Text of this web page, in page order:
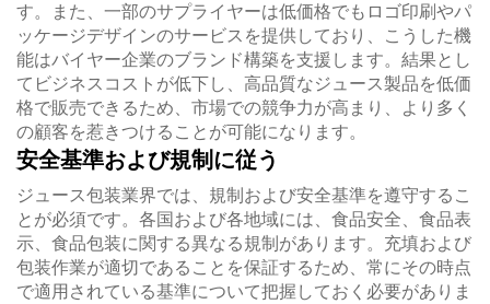
す。また、一部のサプライヤーは低価格でもロゴ印刷やパ
ッケージデザインのサービスを提供しており、こうした機
能はバイヤー企業のブランド構築を支援します。結果とし
てビジネスコストが低下し、高品質なジュース製品を低価
格で販売できるため、市場での競争力が高まり、より多く
の顧客を惹きつけることが可能になります。
安全基準および規制に従う
ジュース包装業界では、規制および安全基準を遵守するこ
とが必須です。各国および各地域には、食品安全、食品表
示、食品包装に関する異なる規制があります。充填および
包装作業が適切であることを保証するため、常にその時点
で適用されている基準について把握しておく必要がありま